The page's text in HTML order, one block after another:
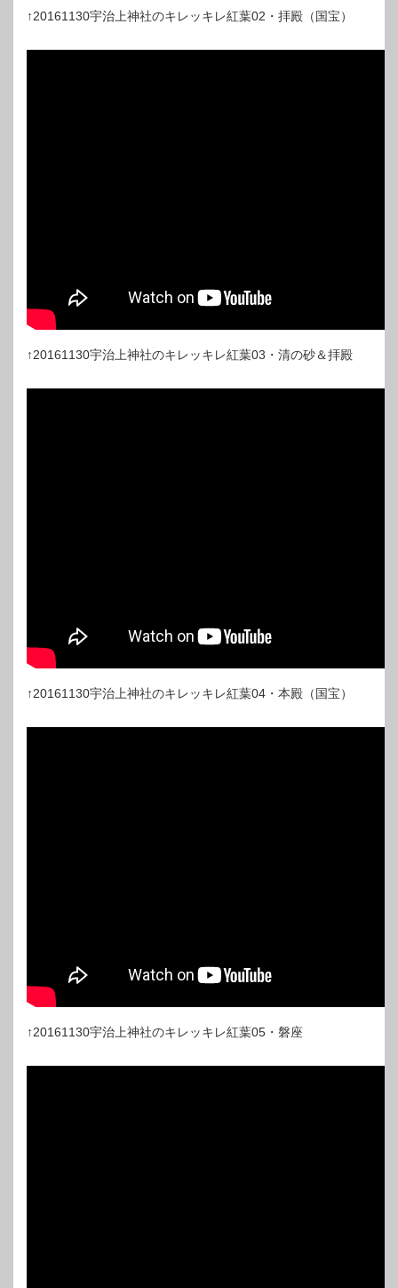
↑20161130宇治上神社のキレッキレ紅葉02・拝殿（国宝）
↑20161130宇治上神社のキレッキレ紅葉03・清の砂＆拝殿
↑20161130宇治上神社のキレッキレ紅葉04・本殿（国宝）
↑20161130宇治上神社のキレッキレ紅葉05・磐座